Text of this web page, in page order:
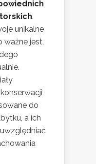
.
unikalne
jest,
do
a ich